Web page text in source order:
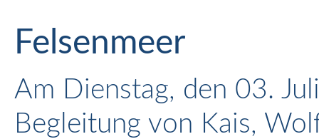
Felsenmeer
Am Dienstag, den 03.
Begleitung von Kais,